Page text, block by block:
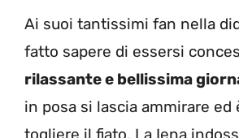
Ai suoi tantissimi fan nella
fatto sapere di essersi
rilassante e bellissima
in posa si lascia ammirare ed